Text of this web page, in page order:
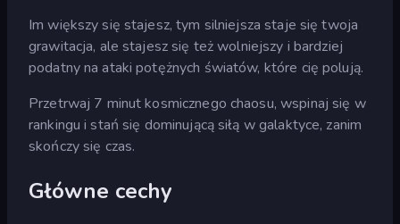
Im większy się stajesz, tym silniejsza staje się twoja
grawitacja, ale stajesz się też wolniejszy i bardziej
podatny na ataki potężnych światów, które cię polują.
Przetrwaj 7 minut kosmicznego chaosu, wspinaj się w
rankingu i stań się dominującą siłą w galaktyce, zanim
skończy się czas.
Główne cechy